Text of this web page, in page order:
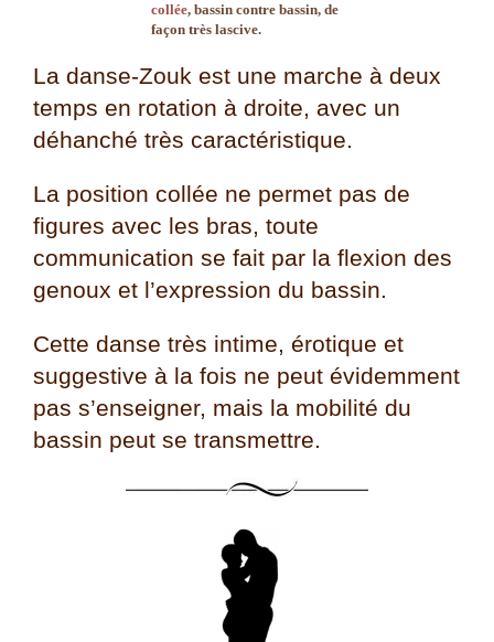
collée, bassin contre bassin, de
façon très lascive.
La danse-Zouk est une marche à deux
temps en rotation à droite, avec un
déhanché très caractéristique.
La position collée ne permet pas de
figures avec les bras, toute
communication se fait par la flexion des
genoux et l’expression du bassin.
Cette danse très intime, érotique et
suggestive à la fois ne peut évidemment
pas s’enseigner, mais la mobilité du
bassin peut se transmettre.